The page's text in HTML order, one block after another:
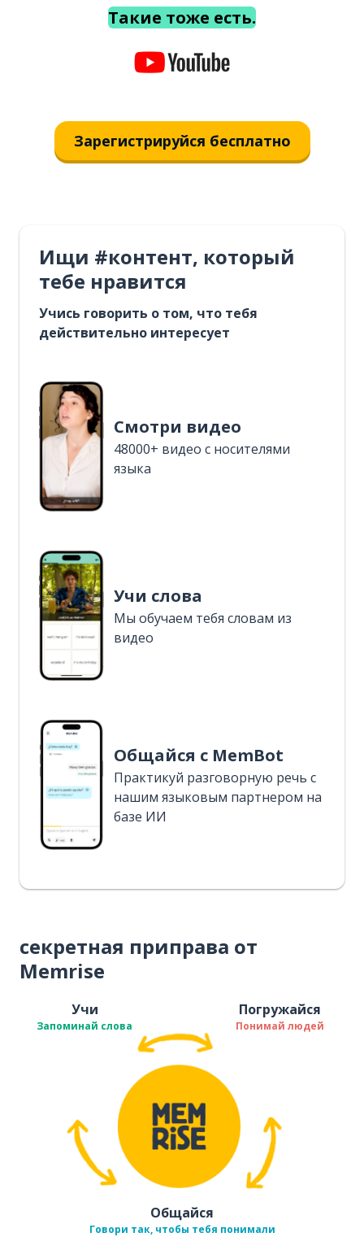
Такие тоже есть.
Зарегистрируйся бесплатно
Ищи #контент, который
тебе нравится
Учись говорить о том, что тебя
действительно интересует
Смотри видео
48000+ видео с носителями
языка
Учи слова
Мы обучаем тебя словам из
видео
Общайся с MemBot
Практикуй разговорную речь с
нашим языковым партнером на
базе ИИ
секретная приправа от
Memrise
Учи
Запоминай слова
Погружайся
Понимай людей
Общайся
Говори так, чтобы тебя понимали